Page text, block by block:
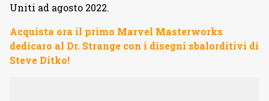
Uniti ad agosto 2022.
Acquista ora il primo Marvel Masterworks
dedicaro al Dr. Strange con i disegni sbalorditivi di
Steve Ditko!